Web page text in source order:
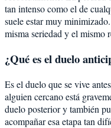
tan intenso como el de
suele estar muy
misma seriedad y el mismo
¿Qué es el duelo
Es el duelo que se vive
alguien cercano está
duelo posterior y también
acompañar esa etapa tan